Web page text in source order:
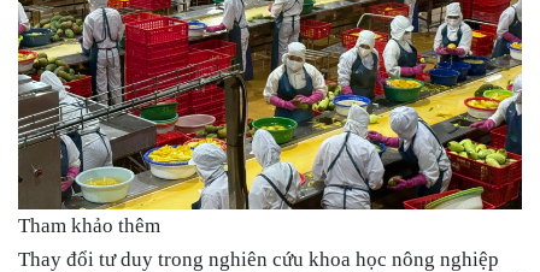
Tham khảo thêm
Thay đổi tư duy trong nghiên cứu khoa học nông nghiệp